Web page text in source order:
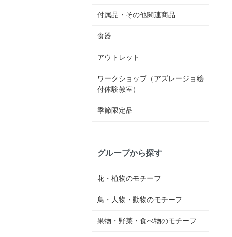
付属品・その他関連商品
食器
アウトレット
ワークショップ（アズレージョ絵
付体験教室）
季節限定品
グループから探す
花・植物のモチーフ
鳥・人物・動物のモチーフ
果物・野菜・食べ物のモチーフ